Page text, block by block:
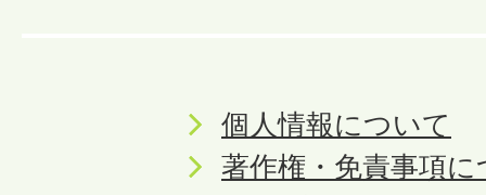
個人情報について
著作権・免責事項